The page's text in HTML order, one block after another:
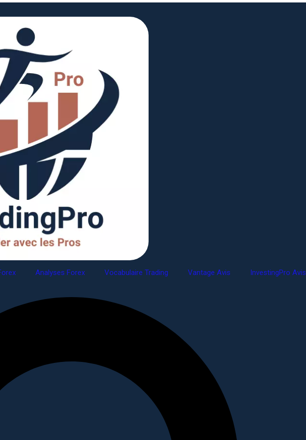
Analyses Forex Vocabulaire Trading Vantage Avis InvestingPro Avis